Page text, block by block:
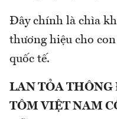
Đây chính là chìa
thương hiệu cho
quốc tế.
LAN TỎA
TÔM VIỆT NAM